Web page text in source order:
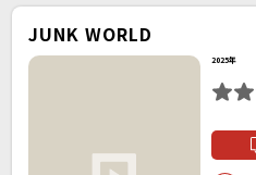
JUNK WORLD
2025年